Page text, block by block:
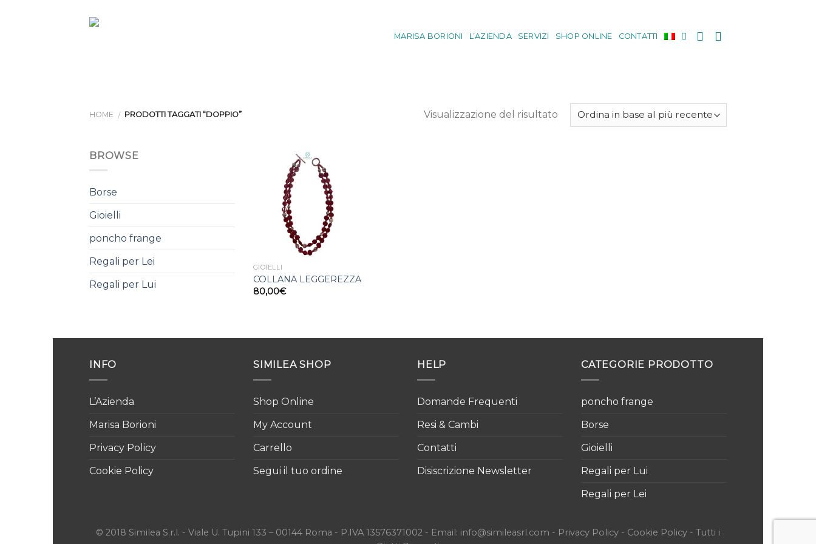
MARISA BORIONI L’AZIENDA SERVIZI SHOP ONLINE CONTATTI
HOME / PRODOTTI TAGGATI “DOPPIO” Visualizzazione del risultato
BROWSE
Borse
Gioielli
poncho frange
Regali per Lei
Regali per Lui
GIOIELLI
COLLANA LEGGEREZZA
80,00€
INFO
L’Azienda
Marisa Borioni
Privacy Policy
Cookie Policy
SIMILEA SHOP
Shop Online
My Account
Carrello
Segui il tuo ordine
HELP
Domande Frequenti
Resi & Cambi
Contatti
Disiscrizione Newsletter
CATEGORIE PRODOTTO
poncho frange
Borse
Gioielli
Regali per Lui
Regali per Lei
© 2018 Similea S.r.l. - Viale U. Tupini 133 – 00144 Roma - P.IVA 13576371002 - Email: info@simileasrl.com - Privacy Policy - Cookie Policy - Tutti i